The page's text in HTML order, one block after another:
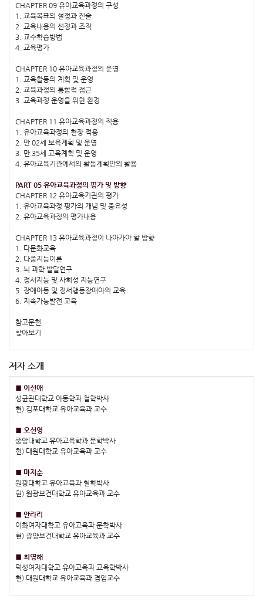
CHAPTER 09 유아교육과정의 구성
1. 교육목표의 설정과 진술
2. 교육내용의 선정과 조직
3. 교수학습방법
4. 교육평가
CHAPTER 10 유아교육과정의 운영
1. 교육활동의 계획 및 운영
2. 교육과정의 통합적 접근
3. 교육과정 운영을 위한 환경
CHAPTER 11 유아교육과정의 적용
1. 유아교육과정의 현장 적용
2. 만 02세 보육계획 및 운영
3. 만 35세 교육계획 및 운영
4. 유아교육기관에서의 활동계획안의 활용
PART 05 유아교육과정의 평가 및 방향
CHAPTER 12 유아교육기관의 평가
1. 유아교육과정 평가의 개념 및 중요성
2. 유아교육과정의 평가내용
CHAPTER 13 유아교육과정이 나아가야 할 방향
1. 다문화교육
2. 다중지능이론
3. 뇌 과학 발달연구
4. 정서지능 및 사회성 지능연구
5. 장애아동 및 정서행동장애아의 교육
6. 지속가능발전 교육
참고문헌
찾아보기
저자 소개
■ 이선애
성균관대학교 아동학과 철학박사
현) 김포대학교 유아교육과 교수
■ 오선영
중앙대학교 유아교육학과 문학박사
현) 대원대학교 유아교육과 교수
■ 마지순
원광대학교 유아교육과 철학박사
현) 원광보건대학교 유아교육과 교수
■ 안라리
이화여자대학교 유아교육과 문학박사
현) 광양보건대학교 유아교육과 교수
■ 최영해
덕성여자대학교 유아교육과 교육학박사
현) 대원대학교 유아교육과 겸임교수